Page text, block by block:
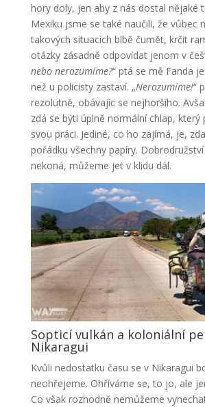
hory doly, jen aby z nás dostal nějaké
Mexiku jsme se také naučili, že vůbec
takových situacích blbě čumět, krčit
otázky zásadně odpovídat jenom v
nebo nerozumíme?“ ptá se mě Fanda
než u policisty zastaví. „Nerozumíme!“
rezolutně, obávajíc se nejhoršího.
zdá se býti úplně normální chlap, který
svou práci. Jediné, co ho zajímá, je,
pořádku všechny papíry.
nekoná, můžeme jet v klidu dál.
Sopticí vulkán a koloniální
Nikaragui
Kvůli nedostatku času se v Nikaragui
neohřejeme. Ohříváme se, to jo, ale
Co však rozhodně nemůžeme